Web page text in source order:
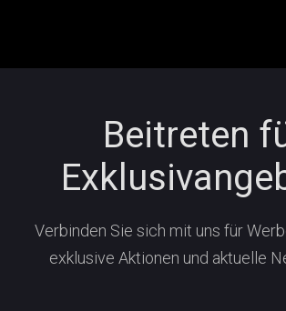
Beitreten
Verbinden Sie sich mit uns für
exklusive Aktionen und aktuelle